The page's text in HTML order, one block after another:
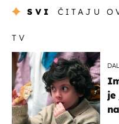
SVI ČITAJU
TV
je